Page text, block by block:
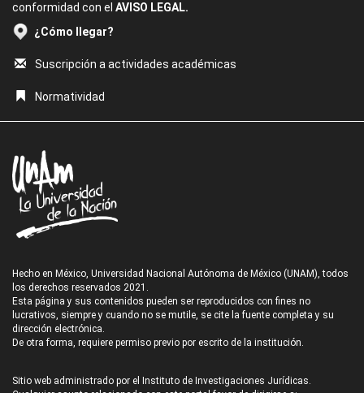
conformidad con el AVISO LEGAL.
¿Cómo llegar?
Suscripción a actividades académicas
Normatividad
Hecho en México, Universidad Nacional Autónoma de México (UNAM), todos
los derechos reservados 2021.
Esta página y sus contenidos pueden ser reproducidos con fines no
lucrativos, siempre y cuando no se mutile, se cite la fuente completa y su
dirección electrónica.
De otra forma, requiere permiso previo por escrito de la institución.
Sitio web administrado por el Instituto de Investigaciones Jurídicas.